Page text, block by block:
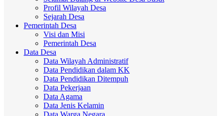
Profil Wilayah Desa
Sejarah Desa
Pemerintah Desa
Visi dan Misi
Pemerintah Desa
Data Desa
Data Wilayah Administratif
Data Pendidikan dalam KK
Data Pendidikan Ditempuh
Data Pekerjaan
Data Agama
Data Jenis Kelamin
Data Warga Negara